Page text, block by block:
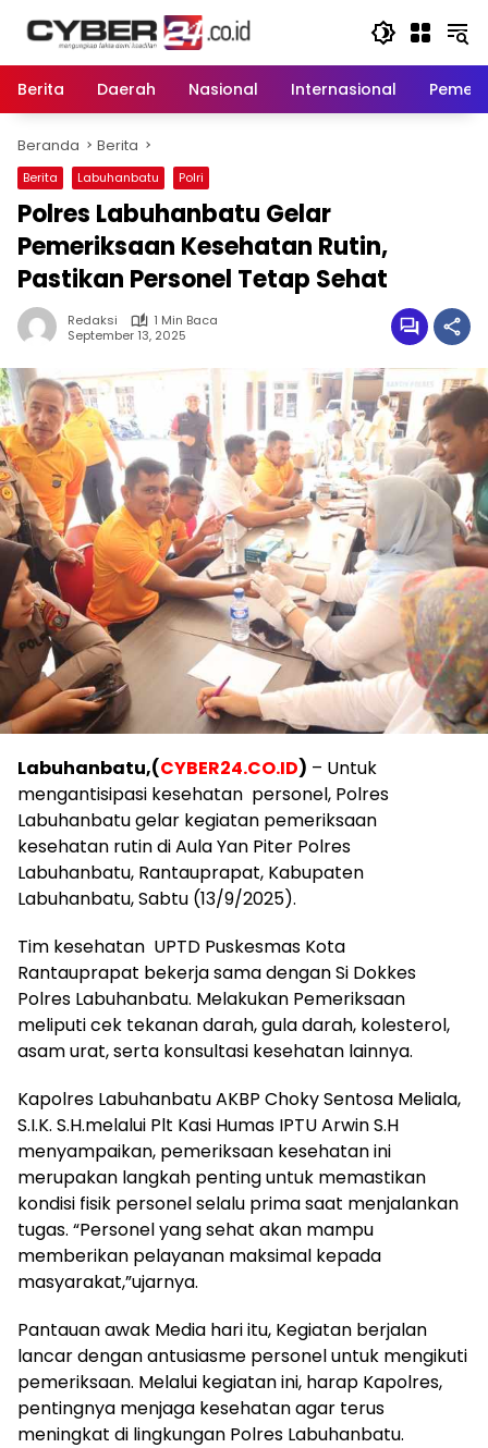
Berita
Daerah Nasional Internasional
Beranda Berita
Berita Labuhanbatu Polri
Polres Labuhanbatu Gelar
Pemeriksaan Kesehatan Rutin,
Pastikan Personel Tetap Sehat
Redaksi
1 Min Baca
September 13, 2025
Labuhanbatu,(CYBER24.CO.ID) – Untuk
mengantisipasi kesehatan personel, Polres
Labuhanbatu gelar kegiatan pemeriksaan
kesehatan rutin di Aula Yan Piter Polres
Labuhanbatu, Rantauprapat, Kabupaten
Labuhanbatu, Sabtu (13/9/2025).
Tim kesehatan UPTD Puskesmas Kota
Rantauprapat bekerja sama dengan Si Dokkes
Polres Labuhanbatu. Melakukan Pemeriksaan
meliputi cek tekanan darah, gula darah, kolesterol,
asam urat, serta konsultasi kesehatan lainnya.
Kapolres Labuhanbatu AKBP Choky Sentosa Meliala,
S.I.K. S.H.melalui Plt Kasi Humas IPTU Arwin S.H
menyampaikan, pemeriksaan kesehatan ini
merupakan langkah penting untuk memastikan
kondisi fisik personel selalu prima saat menjalankan
tugas. “Personel yang sehat akan mampu
memberikan pelayanan maksimal kepada
masyarakat,”ujarnya.
Pantauan awak Media hari itu, Kegiatan berjalan
lancar dengan antusiasme personel untuk mengikuti
pemeriksaan. Melalui kegiatan ini, harap Kapolres,
pentingnya menjaga kesehatan agar terus
meningkat di lingkungan Polres Labuhanbatu.